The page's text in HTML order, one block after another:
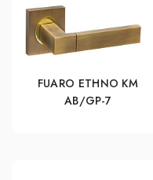
FUARO ETHNO KM
AB/GP-7